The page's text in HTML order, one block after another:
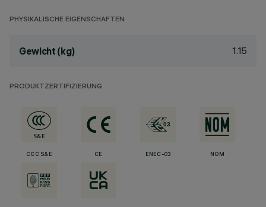
PHYSIKALISCHE EIGENSCHAFTEN
Gewicht (kg) 1.15
PRODUKTZERTIFIZIERUNG
CCC S&E CE ENEC-03 NOM